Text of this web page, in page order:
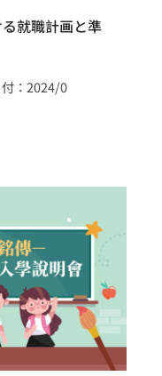
就職計画と準
：2024/0